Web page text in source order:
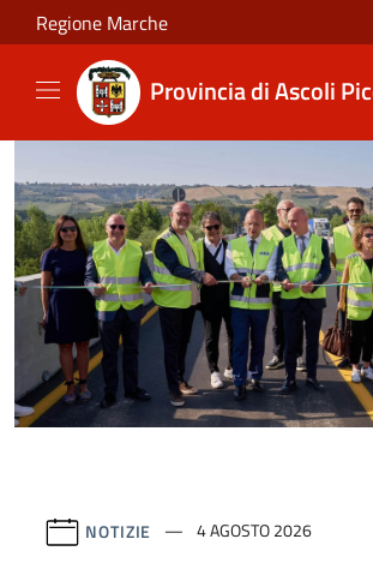
Salta al contenuto principale
Regione Marche
Provincia di Ascoli
NOTIZIE 4 AGOSTO 2026